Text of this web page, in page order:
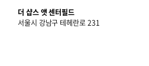
더 샵스 앳 센터필드
서울시 강남구 테헤란로 231